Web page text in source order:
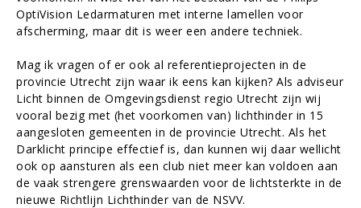
OptiVision Ledarmaturen met interne lamellen voor
afscherming, maar dit is weer een andere techniek.
Mag ik vragen of er ook al referentieprojecten in de
provincie Utrecht zijn waar ik eens kan kijken? Als adviseur
Licht binnen de Omgevingsdienst regio Utrecht zijn wij
vooral bezig met (het voorkomen van) lichthinder in 15
aangesloten gemeenten in de provincie Utrecht. Als het
Darklicht principe effectief is, dan kunnen wij daar wellicht
ook op aansturen als een club niet meer kan voldoen aan
de vaak strengere grenswaarden voor de lichtsterkte in de
nieuwe Richtlijn Lichthinder van de NSVV.